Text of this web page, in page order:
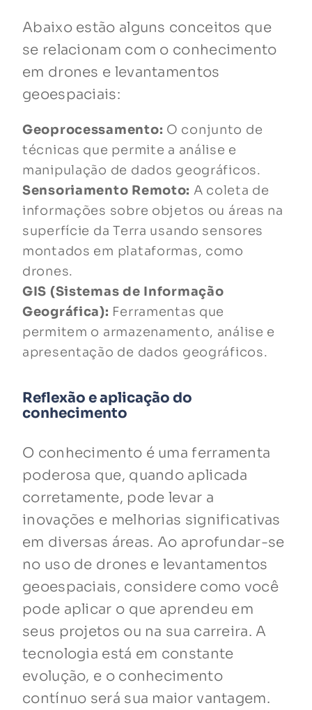
Abaixo estão alguns conceitos que
se relacionam com o conhecimento
em drones e levantamentos
geoespaciais:
Geoprocessamento: O conjunto de
técnicas que permite a análise e
manipulação de dados geográficos.
Sensoriamento Remoto: A coleta de
informações sobre objetos ou áreas na
superfície da Terra usando sensores
montados em plataformas, como
drones.
GIS (Sistemas de Informação
Geográfica): Ferramentas que
permitem o armazenamento, análise e
apresentação de dados geográficos.
Reflexão e aplicação do
conhecimento
O conhecimento é uma ferramenta
poderosa que, quando aplicada
corretamente, pode levar a
inovações e melhorias significativas
em diversas áreas. Ao aprofundar-se
no uso de drones e levantamentos
geoespaciais, considere como você
pode aplicar o que aprendeu em
seus projetos ou na sua carreira. A
tecnologia está em constante
evolução, e o conhecimento
contínuo será sua maior vantagem.